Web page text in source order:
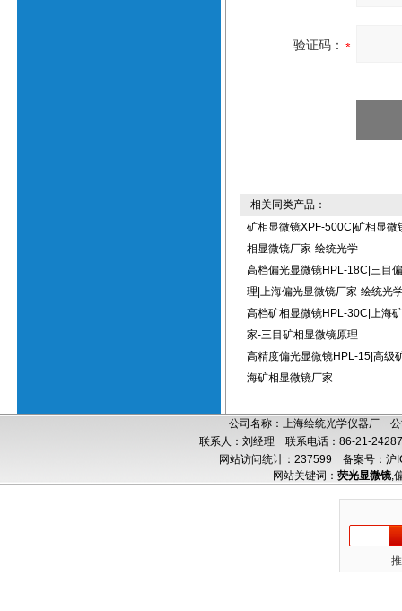
验证码：
相关同类产品：
矿相显微镜XPF-500C|矿相显微
相显微镜厂家-绘统光学
高档偏光显微镜HPL-18C|三目
理|上海偏光显微镜厂家-绘统光
高档矿相显微镜HPL-30C|上海
家-三目矿相显微镜原理
高精度偏光显微镜HPL-15|高级
海矿相显微镜厂家
公司名称：上海绘统光学仪器厂
联系人：刘经理 联系电话：86-21-
网站访问统计：237599 备案号：沪
网站关键词： 荧光显微镜,